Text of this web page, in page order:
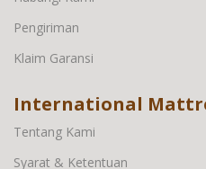
Pengiriman
Klaim Garansi
International
Tentang Kami
Syarat & Ketentuan